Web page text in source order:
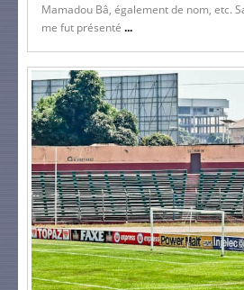
Mamadou Bâ, également de nom, etc.
me fut présenté ...